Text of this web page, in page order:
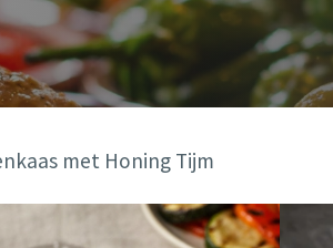
met Honing Tijm